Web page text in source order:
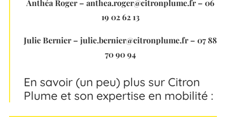
Anthéa Roger – anthea.roger@citronplume.fr – 06
19 02 62 13
Julie Bernier – julie.bernier@citronplume.fr – 07 88
70 90 94
En savoir (un peu) plus sur Citron
Plume et son expertise en mobilité :